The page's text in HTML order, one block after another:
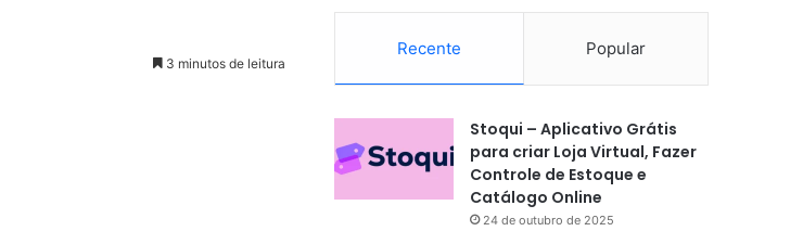
3 minutos de leitura
Recente Popular
Stoqui – Aplicativo Grátis
para criar Loja Virtual, Fazer
Controle de Estoque e
Catálogo Online
24 de outubro de 2025